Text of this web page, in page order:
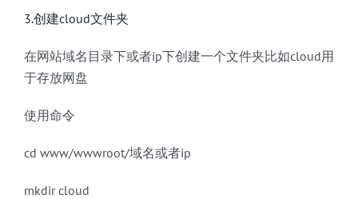
3.创建cloud文件夹
在网站域名目录下或者ip下创建一个文件夹比如cloud用
于存放网盘
使用命令
cd www/wwwroot/域名或者ip
mkdir cloud